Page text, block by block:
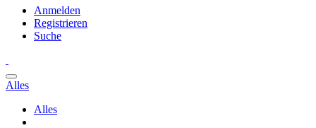
Anmelden
Registrieren
Suche
Alles
Alles